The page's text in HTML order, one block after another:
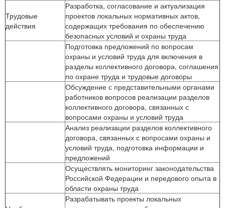
Трудовые
действия
Разработка, согласование и актуализация
проектов локальных нормативных актов,
содержащих требования по обеспечению
безопасных условий и охраны труда
Подготовка предложений по вопросам
охраны и условий труда для включения в
разделы коллективного договора, соглашения
по охране труда и трудовые договоры
Обсуждение с представительными органами
работников вопросов реализации разделов
коллективного договора, связанных с
вопросами охраны и условий труда
Анализ реализации разделов коллективного
договора, связанных с вопросами охраны и
условий труда, подготовка информации и
предложений
Осуществлять мониторинг законодательства
Российской Федерации и передового опыта в
области охраны труда
Разрабатывать проекты локальных